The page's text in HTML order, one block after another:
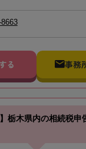
る 事務
栃木県内の相続税申